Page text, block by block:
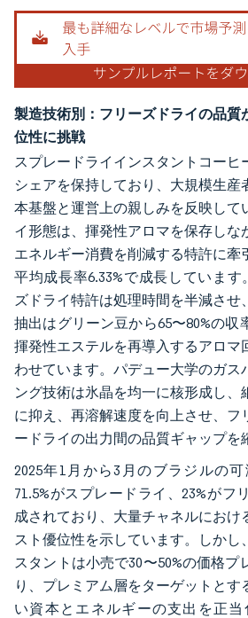
画像 © Mordor Intelligence。再利用にはCC BY
製造技術別：フリーズドライの品質
位性に挑戦
スプレードライインスタントコーヒ
シェアを保持しており、大規模生産
本基盤と運営上の親しみを反映して
イ形態は、揮発性アロマを保存しな
エネルギー消費を削減する特許に牽
平均成長率6.33%で成長しています
ズドライ特許は処理時間を半減させ
抽出はグリーン豆から65〜80%の収
揮発性エステルを再導入するアロマ
わせています。パデュー大学のガス
ング技術は氷晶を均一に核形成し、
に抑え、再溶解速度を向上させ、フ
ードライの出力間の品質ギャップを
2025年1月から3月のブラジルの
71.5%がスプレードライ、23%がフ
成されており、大量チャネルにおけ
スト優位性を示しています。しかし
スタントは小売で30〜50%の価格プ
り、プレミアム層をターゲットとす
い資本とエネルギーの支出を正当